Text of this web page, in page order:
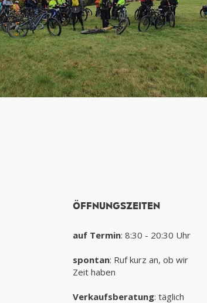
ÖFFNUNGSZEITEN
auf Termin: 8:30 - 20:30 Uhr
spontan: Ruf kurz an, ob wir
Zeit haben
Verkaufsberatung: täglich